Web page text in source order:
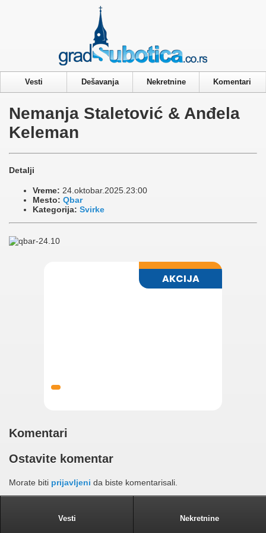
Vesti Dešavanja Nekretnine Komentari
Nemanja Staletović & Anđela
Keleman
Detalji
Vreme: 24.oktobar.2025.23:00
Mesto: Qbar
Kategorija: Svirke
Komentari
Ostavite komentar
Morate biti prijavljeni da biste komentarisali.
Vesti Nekretnine
Privacy & Cookies Policy